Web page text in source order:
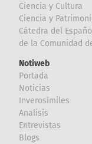
Ciencia y Cultura
Ciencia y
Cátedra del
de la Comunidad
Notiweb
Portada
Noticias
Inverosímiles
Analisis
Entrevistas
Blogs